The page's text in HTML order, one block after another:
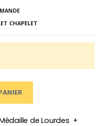
CHAPELET
de Lourdes +